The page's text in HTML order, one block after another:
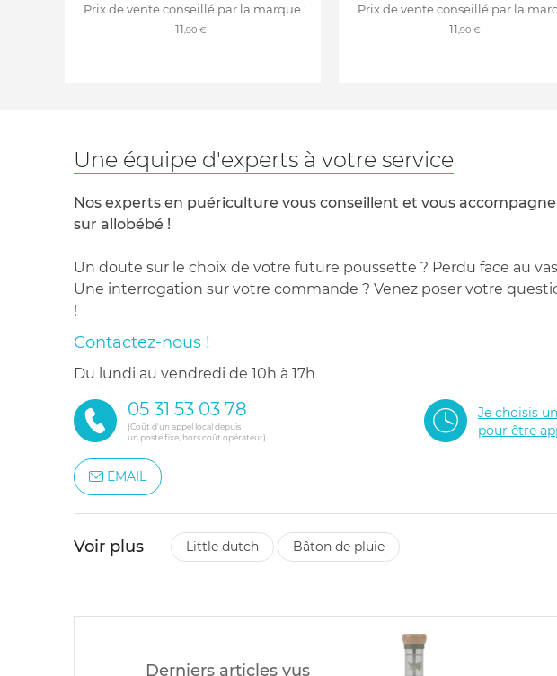
Prix de vente conseillé par la marque :
11 ,90 €
Prix de vente conseillé par la
11 ,90 €
Une équipe d'experts à votre service
Nos experts en puériculture vous conseillent et vous
sur allobébé !
Un doute sur le choix de votre future poussette ? Perdu face au
Une interrogation sur votre commande ? Venez poser votre
!
Contactez-nous !
du lundi au vendredi de 10h à 17h
05 31 53 03 78
(Coût d'un appel local depuis
un poste fixe, hors coût opérateur)
Je choisis
pour être
EMAIL
Voir plus little dutch bâton de pluie
Derniers articles vus